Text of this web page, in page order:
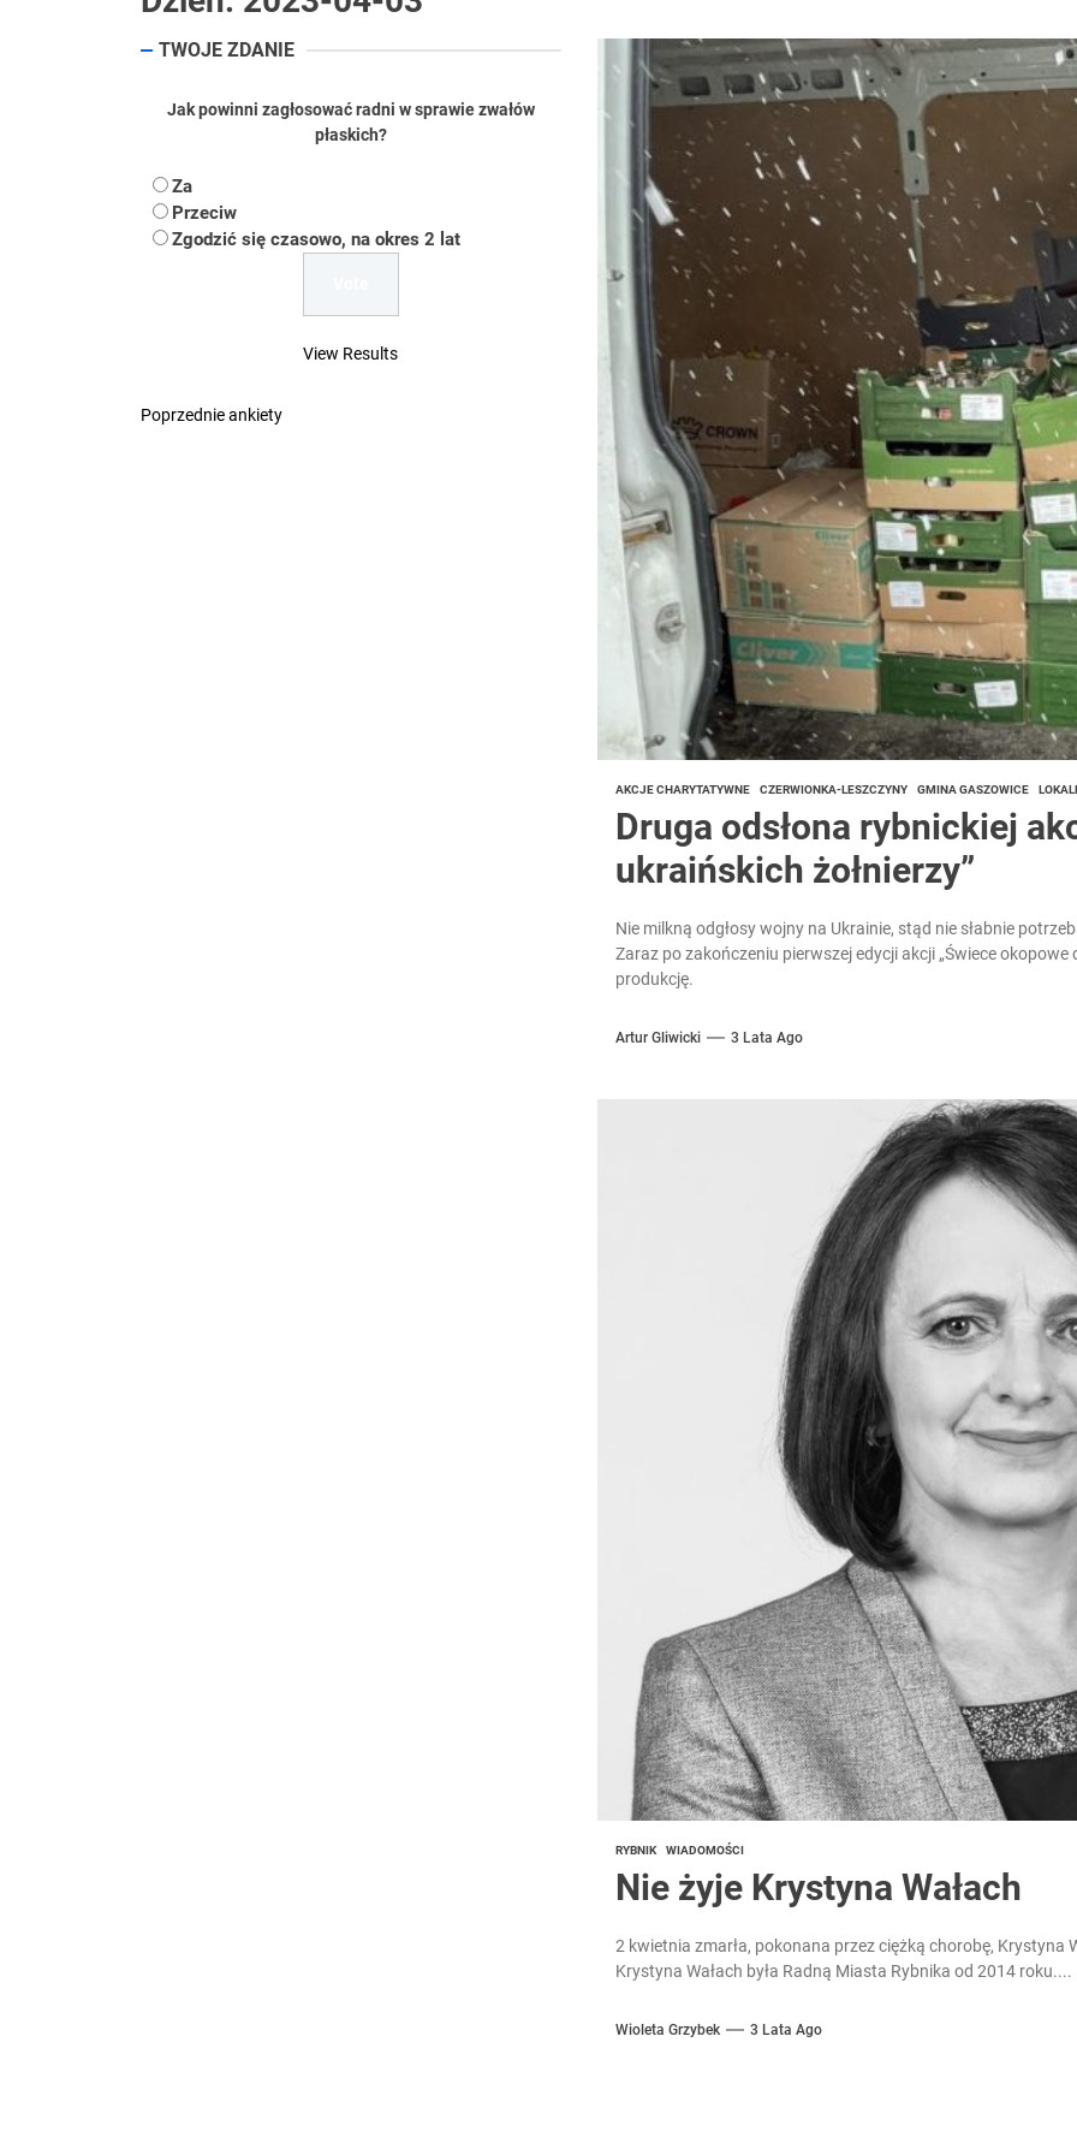
Koper – część 2.
Uwaga Dębieńsko – woda nieprzydatna do spożycia!!!
Dość komentowania kolejnych afer w ochronie zdrowia — czas zacząć mówić o
AKCJE CHARYTATYWNE CZERWIONKA-LESZCZYNY GMINA GASZOWICE
Druga odsłona rybnickiej
ukraińskich żołnierzy”
Nie milkną odgłosy wojny na Ukrainie, stąd nie słabnie
Zaraz po zakończeniu pierwszej edycji akcji „Świece
produkcję.
Artur Gliwicki 3 Lata Ago
RYBNIK WIADOMOŚCI
Nie żyje Krystyna Wałach
2 kwietnia zmarła, pokonana przez ciężką chorobę, Krystyna
Krystyna Wałach była Radną Miasta Rybnika od 2014 roku....
Wioleta Grzybek 3 Lata Ago
TWOJE ZDANIE
Jak powinni zagłosować radni w sprawie zwałów
płaskich?
Za
Przeciw
Zgodzić się czasowo, na okres 2 lat
View Results
Poprzednie ankiety